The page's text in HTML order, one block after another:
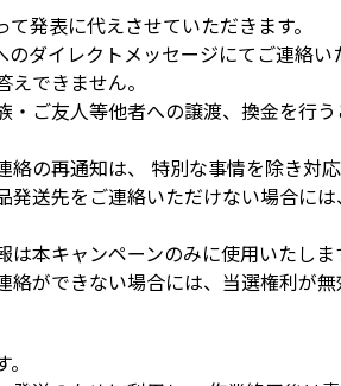
発表に代えさせていただきます。
ダイレクトメッセージにてご連絡い
できません。
・ご友人等他者への譲渡、換金を行
の再通知は、 特別な事情を除き対
送先をご連絡いただけない場合に
本キャンペーンのみに使用いたしま
ができない場合には、当選権利が無